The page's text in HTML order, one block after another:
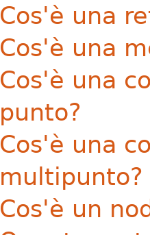
Cos'è una
Cos'è una
Cos'è una
punto?
Cos'è una
multipunto?
Cos'è un